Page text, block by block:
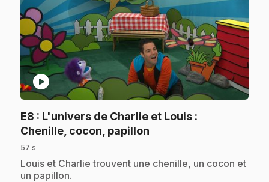
play_circle
E8 : L'univers de Charlie et Louis :
Chenille, cocon, papillon
57 s
.Louis et Charlie trouvent une chenille, un cocon et
un papillon.